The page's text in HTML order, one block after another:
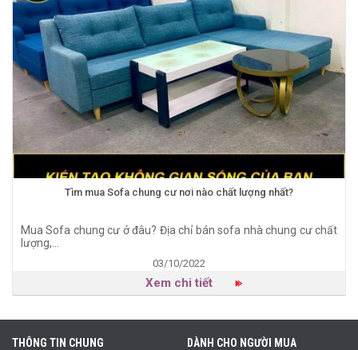
Tìm mua Sofa chung cư nơi nào chất lượng nhất?
Mua Sofa chung cư ở đâu? Địa chỉ bán sofa nhà chung cư chất
lượng,...
03/10/2022
Xem chi tiết
THÔNG TIN CHUNG DÀNH CHO NGƯỜI MUA